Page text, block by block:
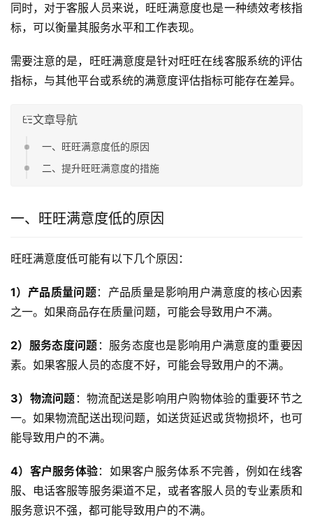
同时，对于客服人员来说，旺旺满意度也是一种绩效考核指
标，可以衡量其服务水平和工作表现。
需要注意的是，旺旺满意度是针对旺旺在线客服系统的评估
指标，与其他平台或系统的满意度评估指标可能存在差异。
文章导航
一、旺旺满意度低的原因
二、提升旺旺满意度的措施
一、旺旺满意度低的原因
旺旺满意度低可能有以下几个原因：
1）产品质量问题：产品质量是影响用户满意度的核心因素
之一。如果商品存在质量问题，可能会导致用户不满。
2）服务态度问题 ：服务态度也是影响用户满意度的重要因
素。如果客服人员的态度不好，可能会导致用户的不满。
3）物流问题 ：物流配送是影响用户购物体验的重要环节之
一。如果物流配送出现问题，如送货延迟或货物损坏，也可
能导致用户的不满。
4）客户服务体验：如果客户服务体系不完善，例如在线客
服、电话客服等服务渠道不足，或者客服人员的专业素质和
服务意识不强，都可能导致用户的不满。